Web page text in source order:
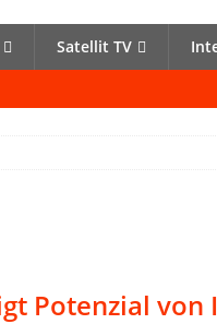
Satellit TV
Potenzial